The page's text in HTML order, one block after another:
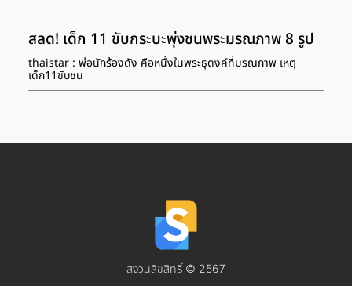
สลด! เด็ก 11 ขับกระบะพุ่งชนพระมรณภาพ 8 รูป
thaistar : พ่อนักร้องดัง คือหนึ่งในพระธุดงค์ที่มรณภาพ เหตุ
เด็ก11ขับชน
สงวนลิขสิทธิ์ © 2567